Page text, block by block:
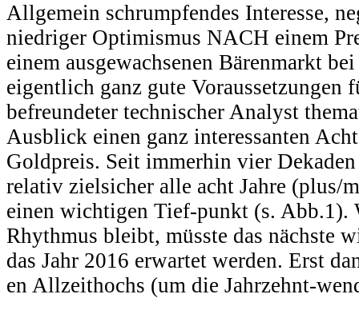
Allgemein schrumpfendes Interesse,
niedriger Optimismus NACH einem
einem ausgewachsenen Bärenmarkt
eigentlich ganz gute Voraussetzungen
befreundeter technischer Analyst
Ausblick einen ganz interessanten
Goldpreis. Seit immerhin vier
relativ zielsicher alle acht Jahre (plus/
einen wichtigen Tief-punkt (s. Abb.1).
Rhythmus bleibt, müsste das nächste
das Jahr 2016 erwartet werden. Erst
en Allzeithochs (um die Jahrzehnt-